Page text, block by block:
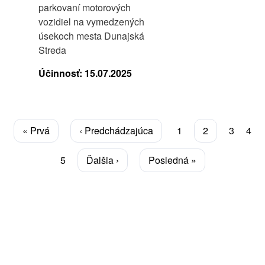
parkovaní motorových
vozidiel na vymedzených
úsekoch mesta Dunajská
Streda
Účinnosť: 15.07.2025
Stránkovanie
Prvá
strana
« Prvá
Predchádzajúca
strana
‹ Predchádzajúca Page
1
Aktuálna
stránka
2 Page
3 4
Page
5
Ďalšia
strana
Ďalšia ›
Posledná
strana
Posledná »